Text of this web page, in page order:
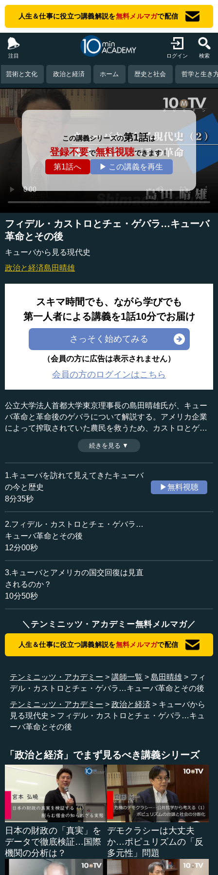
人生＆仕事に役立つ講義解説を無料メルマガで配信
注目 ログイン 検索
芸術と文化 政治と経済 ホーム 歴史と社会 哲学と生き
この講義シリーズの第1話は
登録不要で無料視聴できます！
第1話へ ▶ この講義を再生
フィデル・カストロとチェ・ゲバラ…キューバ
革命とその後
キューバから見る現代史
政治と経済島田晴雄
スキマ時間でも、ながら学びでも
第一人者による講義を1話10分でお届け
さっそく始めてみる
（会員の方に広告は表示されません）
会員の方のログインはこちら
公立大学法人首都大学東京理事長の島田晴雄氏が、キュー
バ革命と革命後のゲバラについて解説する。アメリカ企業
によって搾取されていた農民を救うため、カストロとゲバ
ラは革命を決意する。ゲリラ戦やサンタクララでの戦闘を
経て、1959年、革命政府が樹立された。ゲバラはその後、
世界各地を転戦し、ボリビアで命を落とす。（全3話中第2
話）
収録日：2017年4月26日
追加日：2017年6月25日
カテゴリー：
国際
北米・中南米
≪全文≫
●あらゆる産業がアメリカの利益になるよう、政策誘
アメリカは、米西戦争の後、フルヘンシオ・バティスタ
将軍にクーデターを起こさせて、キューバ人の政権を倒し
ます。1回目は失敗しますが、2回目には成功し、バティス
す。彼はアメリカに報いなければならず、キューバのあら
ゆる産業がアメリカの利益になるように、政策誘導が行わ
れました。例えば、通信や砂糖はアメリカの会社に奪われ
てしまいました。
キューバの最大の産業は砂糖です。輸出品の8割を占めて
います。サトウキビの農地がずっと広がっているのです
が、その大半をアメリカの企業が占有してしまったので
す。労働者は、非常に低賃金で、朝から夜までの過酷な長
時間労働に従事し、サトウキビを収穫しました。
ません。それ以外の時期、労働者は生きていくために、会
社から前借りをしなければなりませんでした。それが膨大
な借金になってしまい、アメリカの会社の奴隷になってし
まうのです。農民の大半は、水道もトイレもない小屋で、
動物のような暮らしを強いられました。こうした姿を想像
すると、アメリカも相当なものだという感じを持ちます。
●カストロは農民の惨状に心を痛めた
こうした風景を、若きフィデル・カストロは見てきまし
続きを見る ▼
1.キューバを訪れて見えてきたキューバ
の今と歴史
8分35秒
▶無料視聴
2.フィデル・カストロとチェ・ゲバラ…
キューバ革命とその後
12分00秒
3.キューバとアメリカの国交回復は見直
されるのか？
10分50秒
＼テンミニッツ・アカデミー無料メルマガ／
人生＆仕事に役立つ講義解説を無料メルマガで配信
テンミニッツ・アカデミー 講師一覧 島田晴雄
フィ
デル・カストロとチェ・ゲバラ…キューバ革命とその後
テンミニッツ・アカデミー
政治と経済
キューバから
見る現代史
フィデル・カストロとチェ・ゲバラ…キュ
ーバ革命とその後
「政治と経済」でまず見るべき講義シリーズ
日本の財政の「真実」を
データで徹底検証…国際
機関の分析は？
デモクラシーは大丈夫
か…ポピュリズムの「反
多元性」問題